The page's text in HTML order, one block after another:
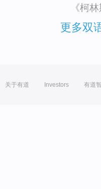
《柯
更多双
关于有道 Investors 有道